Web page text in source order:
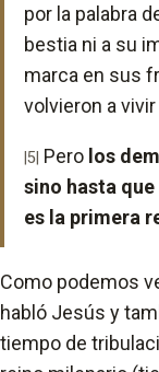
por la palabra
bestia ni a su
marca en sus
volvieron a
|5| Pero los
sino hasta
es la primera
Como podemos
habló Jesús y
tiempo de